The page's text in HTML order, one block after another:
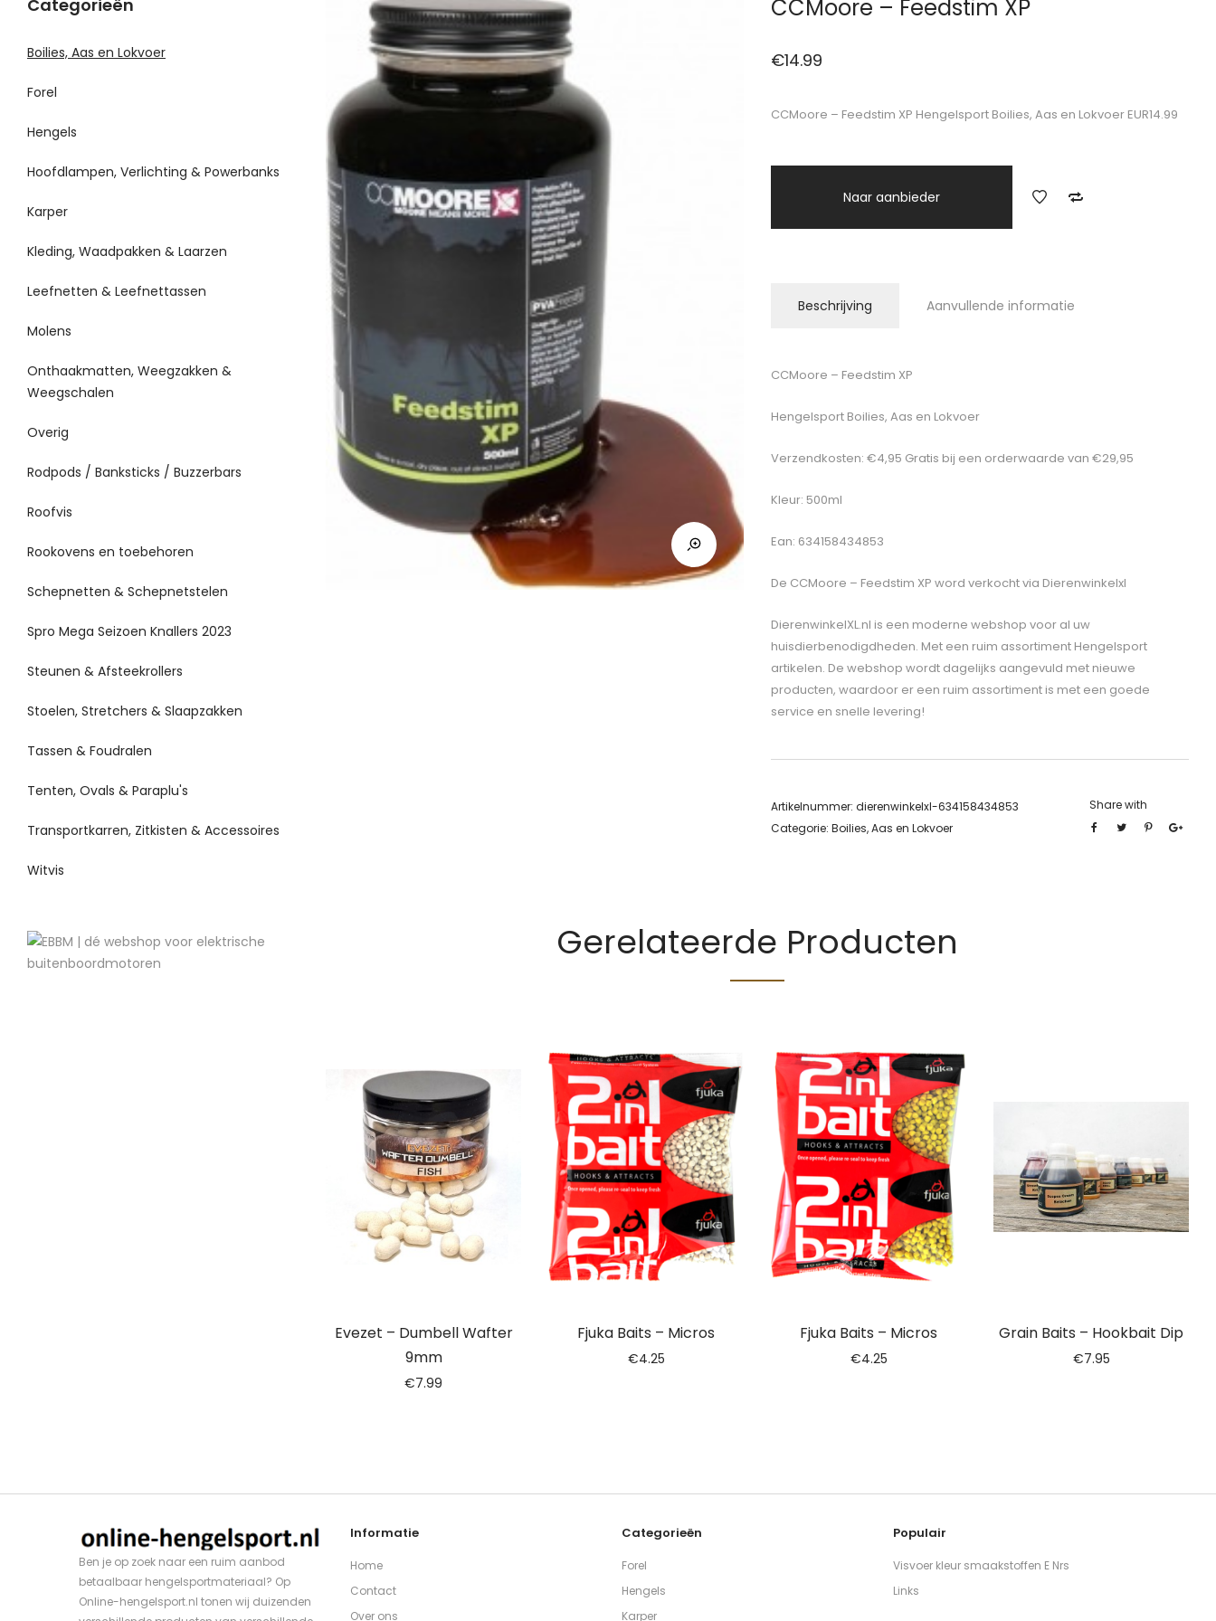
CCMoore – Feedstim XP
€14.99
CCMoore – Feedstim XP Hengelsport Boilies, Aas en Lokvoer EUR14.99
Naar aanbieder
Beschrijving Aanvullende informatie
CCMoore – Feedstim XP
Hengelsport Boilies, Aas en Lokvoer
Verzendkosten: €4,95 Gratis bij een orderwaarde van €29,95
Kleur: 500ml
Ean: 634158434853
De CCMoore – Feedstim XP word verkocht via Dierenwinkelxl
DierenwinkelXL.nl is een moderne webshop voor al uw
huisdierbenodigdheden. Met een ruim assortiment Hengelsport
artikelen. De webshop wordt dagelijks aangevuld met nieuwe
producten, waardoor er een ruim assortiment is met een goede
service en snelle levering!
Artikelnummer: dierenwinkelxl-634158434853
Categorie: Boilies, Aas en Lokvoer
Share with
Gerelateerde Producten
Evezet – Dumbell Wafter
9mm
€7.99
Fjuka Baits – Micros
€4.25
Fjuka Baits – Micros
€4.25
Grain Baits – Hookbait Dip
€7.95
Categorieën
Boilies, Aas en Lokvoer
Forel
Hengels
Hoofdlampen, Verlichting & Powerbanks
Karper
Kleding, Waadpakken & Laarzen
Leefnetten & Leefnettassen
Molens
Onthaakmatten, Weegzakken &
Weegschalen
Overig
Rodpods / Banksticks / Buzzerbars
Roofvis
Rookovens en toebehoren
Schepnetten & Schepnetstelen
Spro Mega Seizoen Knallers 2023
Steunen & Afsteekrollers
Stoelen, Stretchers & Slaapzakken
Tassen & Foudralen
Tenten, Ovals & Paraplu's
Transportkarren, Zitkisten & Accessoires
Witvis
Ben je op zoek naar een ruim aanbod
betaalbaar hengelsportmateriaal? Op
Online-hengelsport.nl tonen wij duizenden
Informatie
Home
Contact
Over ons
Categorieën
Forel
Hengels
Karper
Populair
Visvoer kleur smaakstoffen E Nrs
Links